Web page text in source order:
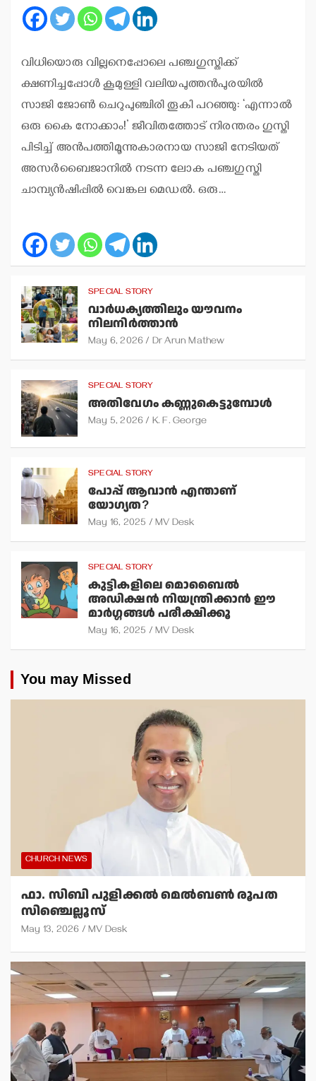
വിധിയൊരു വില്ലനെപ്പോലെ പഞ്ചഗുസ്തിക്ക്
ക്ഷണിച്ചപ്പോള്‍ കൂമുള്ളി വലിയപുത്തന്‍പുരയില്‍
സാജി ജോണ്‍ ചെറുപുഞ്ചിരി തൂകി പറഞ്ഞു: ‘എന്നാല്‍
ഒരു കൈ നോക്കാം!’ ജീവിതത്തോട് നിരന്തരം ഗുസ്തി
പിടിച്ച് അന്‍പത്തിമൂന്നുകാരനായ സാജി നേടിയത്
അസര്‍ബൈജാനില്‍ നടന്ന ലോക പഞ്ചഗുസ്തി
ചാമ്പ്യന്‍ഷിപ്പില്‍ വെങ്കല മെഡല്‍. ഒരു…
SPECIAL STORY
വാര്‍ധക്യത്തിലും യൗവനം
നിലനിര്‍ത്താന്‍
May 6, 2026 Dr Arun Mathew
SPECIAL STORY
അതിവേഗം കണ്ണുകെട്ടുമ്പോള്‍
May 5, 2026 K. F. George
SPECIAL STORY
പോപ്പ് ആവാന്‍ എന്താണ്
യോഗ്യത?
May 16, 2025 MV Desk
SPECIAL STORY
കുട്ടികളിലെ മൊബൈല്‍
അഡിക്ഷന്‍ നിയന്ത്രിക്കാന്‍ ഈ
മാര്‍ഗ്ഗങ്ങള്‍ പരീക്ഷിക്കൂ
May 16, 2025 MV Desk
You may Missed
CHURCH NEWS
ഫാ. സിബി പുളിക്കല്‍ മെല്‍ബണ്‍ രൂപത
സിഞ്ചെല്ലൂസ്
May 13, 2026 MV Desk